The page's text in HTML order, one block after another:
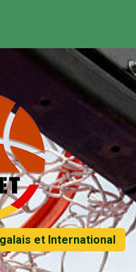
et International